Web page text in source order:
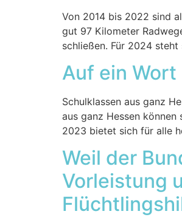
Von 2014 bis 2022 sind
gut 97 Kilometer
schließen. Für 2024
Auf ein
Schulklassen aus ganz
aus ganz Hessen
2023 bietet sich für alle
Weil der
Vorleistung